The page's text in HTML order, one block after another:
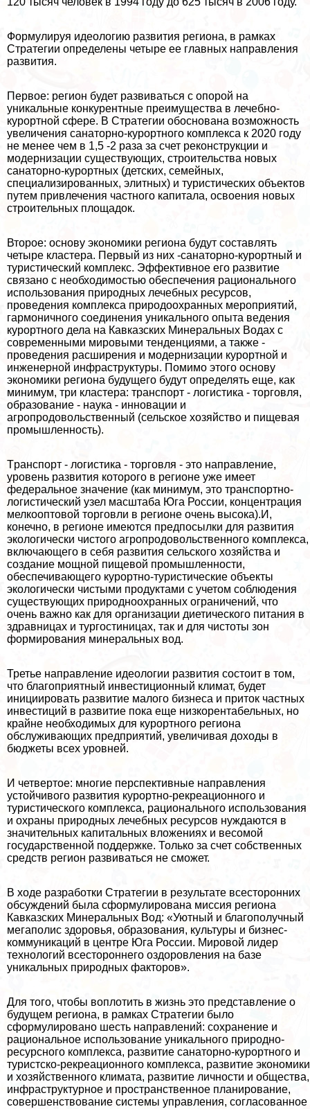
Формулируя идеологию развития региона, в рамках
Стратегии определены четыре ее главных направления
развития.
Первое: регион будет развиваться с опорой на
уникальные конкурентные преимущества в лечебно-
курортной сфере. В Стратегии обоснована возможность
увеличения санаторно-курортного комплекса к 2020 году
не менее чем в 1,5 -2 раза за счет реконструкции и
модернизации существующих, строительства новых
санаторно-курортных (детских, семейных,
специализированных, элитных) и туристических объектов
путем привлечения частного капитала, освоения новых
строительных площадок.
Второе: основу экономики региона будут составлять
четыре кластера. Первый из них -санаторно-курортный и
туристический комплекс. Эффективное его развитие
связано с необходимостью обеспечения рационального
использования природных лечебных ресурсов,
проведения комплекса природоохранных мероприятий,
гармоничного соединения уникального опыта ведения
курортного дела на Кавказских Минеральных Водах с
современными мировыми тенденциями, а также -
проведения расширения и модернизации курортной и
инженерной инфраструктуры. Помимо этого основу
экономики региона будущего будут определять еще, как
минимум, три кластера: трaнcпорт - логистика - торговля,
образование - наука - инновации и
агропродовольственный (сельское хозяйство и пищевая
промышленность).
Tрaнcпорт - логистика - торговля - это направление,
уровень развития которого в регионе уже имеет
федеральное значение (как минимум, это трaнcпортно-
логистический узел масштаба Юга России, концентрация
мелкооптовой торговли в регионе очень высока).И,
конечно, в регионе имеются предпосылки для развития
экологически чистого агропродовольственного комплекса,
включающего в себя развития сельского хозяйства и
создание мощной пищевой промышленности,
обеспечивающего курортно-туристические объекты
экологически чистыми продуктами с учетом соблюдения
существующих природноохранных ограничений, что
очень важно как для организации диетического питания в
здравницах и тургостиницах, так и для чистоты зон
формирования минеральных вод.
Третье направление идеологии развития состоит в том,
что благоприятный инвестиционный климат, будет
инициировать развитие малого бизнеса и приток частных
инвестиций в развитие пока еще низкорентабельных, но
крайне необходимых для курортного региона
обслуживающих предприятий, увеличивая доходы в
бюджеты всех уровней.
И четвертое: многие перспективные направления
устойчивого развития курортно-рекреационного и
туристического комплекса, рационального использования
и охраны природных лечебных ресурсов нуждаются в
значительных капитальных вложениях и весомой
государственной поддержке. Только за счет собственных
средств регион развиваться не сможет.
В ходе разработки Стратегии в результате всесторонних
обсуждений была сформулирована миссия региона
Кавказских Минеральных Вод: «Уютный и благополучный
мегаполис здоровья, образования, культуры и бизнес-
коммуникаций в центре Юга России. Мировой лидер
технологий всестороннего оздоровления на базе
уникальных природных факторов».
Для того, чтобы воплотить в жизнь это представление о
будущем региона, в рамках Стратегии было
сформулировано шесть направлений: сохранение и
рациональное использование уникального природно-
ресурсного комплекса, развитие санаторно-курортного и
туристско-рекреационного комплекса, развитие экономики
и хозяйственного климата, развитие личности и общества,
инфраструктурное и прострaнcтвенное планирование,
совершенствование системы управления, согласованное